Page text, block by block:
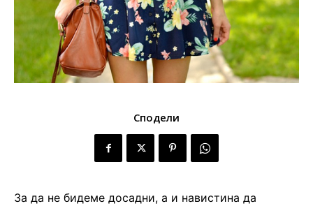
Сподели
За да не бидеме досадни, а и навистина да